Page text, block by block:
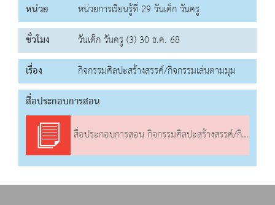
หน่วย
หน่วยการเรียนรู้ที่ 29 วันเด็ก วันครู
ชั่วโมง
วันเด็ก วันครู (3) 30 ธ.ค. 68
เรื่อง
กิจกรรมศิลปะสร้างสรรค์/กิจกรรมเล่นตามมุม
สื่อประกอบการสอน
สื่อประกอบการสอน กิจกรรมศิลปะสร้างสรรค์/กิจกรรมเล่นตามมุม